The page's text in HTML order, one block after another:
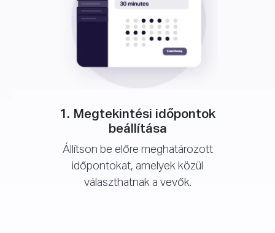
1. Megtekintési időpontok
beállítása
Állítson be előre meghatározott
időpontokat, amelyek közül
választhatnak a vevők.